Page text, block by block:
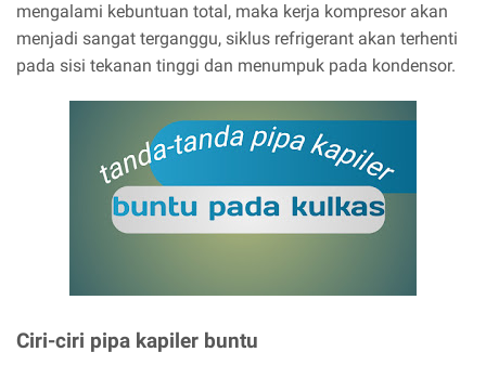
mengalami kebuntuan total, maka kerja kompresor akan
menjadi sangat terganggu, siklus refrigerant akan terhenti
pada sisi tekanan tinggi dan menumpuk pada kondensor.
Ciri-ciri pipa kapiler buntu